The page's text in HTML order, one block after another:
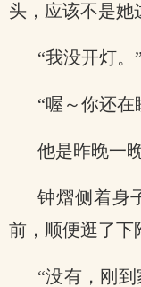
头，应该不是她
“我没开灯。”
“喔～你还在
他是昨晚一
钟熠侧着身
前，顺便逛了下
“没有，刚